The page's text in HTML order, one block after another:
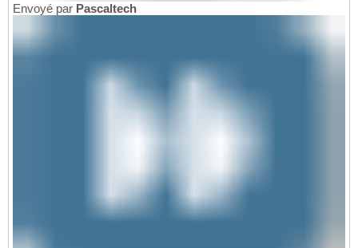
Envoyé par Pascaltech